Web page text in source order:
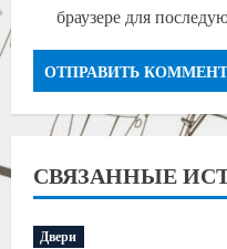
браузере для
СВЯЗАННЫЕ
Двери